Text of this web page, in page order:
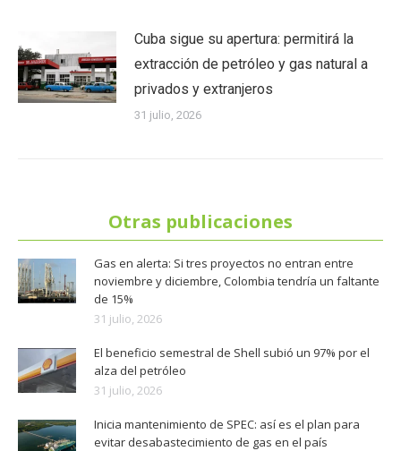
Cuba sigue su apertura: permitirá la
extracción de petróleo y gas natural a
privados y extranjeros
31 julio, 2026
Otras publicaciones
Gas en alerta: Si tres proyectos no entran entre
noviembre y diciembre, Colombia tendría un faltante
de 15%
31 julio, 2026
El beneficio semestral de Shell subió un 97% por el
alza del petróleo
31 julio, 2026
Inicia mantenimiento de SPEC: así es el plan para
evitar desabastecimiento de gas en el país